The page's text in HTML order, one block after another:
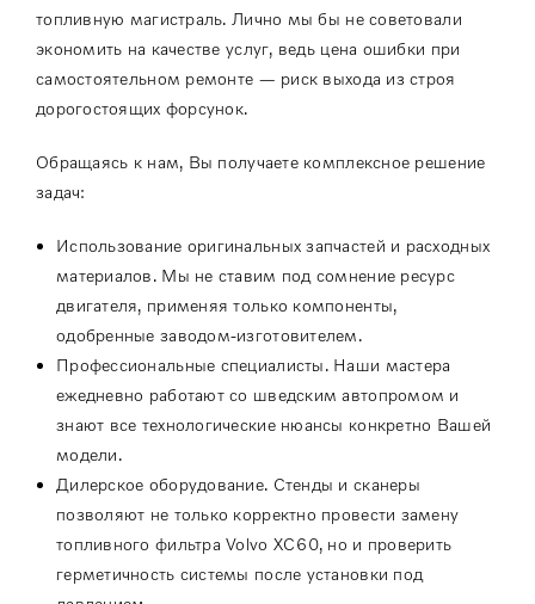
топливную магистраль. Лично мы бы не советовали
экономить на качестве услуг, ведь цена ошибки при
самостоятельном ремонте — риск выхода из строя
дорогостоящих форсунок.
Обращаясь к нам, Вы получаете комплексное решение
задач:
Использование оригинальных запчастей и расходных
материалов. Мы не ставим под сомнение ресурс
двигателя, применяя только компоненты,
одобренные заводом-изготовителем.
Профессиональные специалисты. Наши мастера
ежедневно работают со шведским автопромом и
знают все технологические нюансы конкретно Вашей
модели.
Дилерское оборудование. Стенды и сканеры
позволяют не только корректно провести замену
топливного фильтра Volvo XC60, но и проверить
герметичность системы после установки под